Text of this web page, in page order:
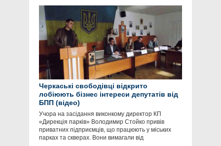
Черкаські свободівці відкрито
лобіюють бізнес інтереси депутатів від
БПП (відео)
Учора на засідання виконкому директор КП
«Дирекція парків» Володимир Стойко привів
приватних підприємців, що працюють у міських
парках та скверах. Вони вимагали від